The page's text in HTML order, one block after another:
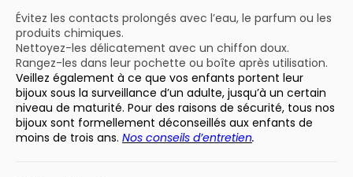
Évitez les contacts prolongés avec l’eau, le parfum ou les
produits chimiques.
Nettoyez-les délicatement avec un chiffon doux.
Rangez-les dans leur pochette ou boîte après utilisation.
Veillez également à ce que vos enfants portent leur
bijoux sous la surveillance d’un adulte, jusqu’à un certain
niveau de maturité. Pour des raisons de sécurité, tous nos
bijoux sont formellement déconseillés aux enfants de
moins de trois ans. Nos conseils d’entretien.